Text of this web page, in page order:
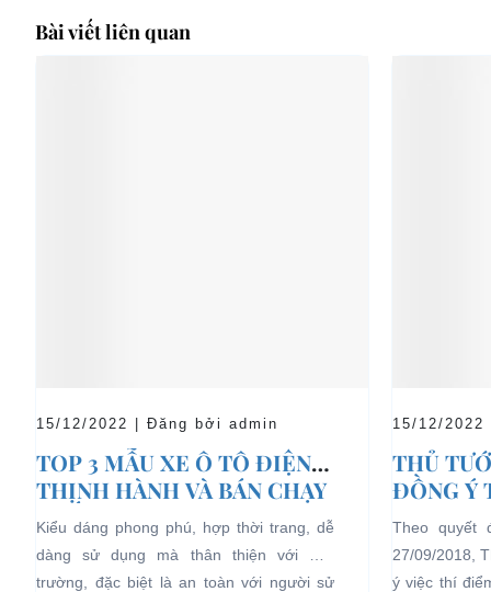
Bài viết liên quan
15/12/2022 | Đăng bởi admin
TOP 3 MẪU XE Ô TÔ ĐIỆN
THỊNH HÀNH VÀ BÁN CHẠY
NHẤT HIỆN NAY
Kiểu dáng phong phú, hợp thời trang, dễ
dàng sử dụng mà thân thiện với môi
trường, đặc biệt là an toàn với người sử
15/12/
THỦ
ĐỒNG Ý
04
LỊCH
HẠN CHẾ
Theo quyết
27/09/2018,
ý việc thí